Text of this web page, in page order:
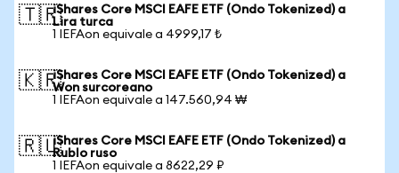
🇹🇷iShares Core MSCI EAFE ETF (Ondo Tokenized) a
Lira turca
1 IEFAon equivale a 4999,17 ₺
🇰🇷iShares Core MSCI EAFE ETF (Ondo Tokenized) a
Won surcoreano
1 IEFAon equivale a 147.560,94 ₩
🇷🇺iShares Core MSCI EAFE ETF (Ondo Tokenized) a
Rublo ruso
1 IEFAon equivale a 8622,29 ₽